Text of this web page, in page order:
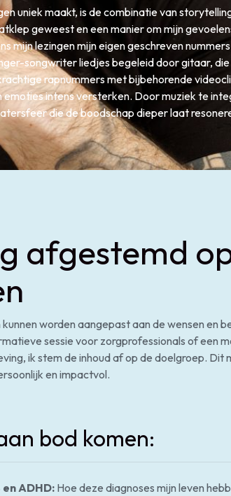
uniek maakt, is de combinatie van
geweest en een manier om mijn
mijn lezingen mijn eigen geschreven
songwriter liedjes begeleid door gitaar,
rapnummers met bijbehorende
emoties intens versterken. Door muziek te
die de boodschap dieper laat
afgestemd
worden aangepast aan de wensen en
sessie voor zorgprofessionals of een
ik stem de inhoud af op de doelgroep. Dit
en impactvol.
bod komen:
ADHD: Hoe deze diagnoses mijn leven